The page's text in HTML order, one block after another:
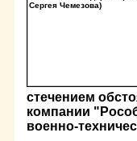
стечением
компании
военно-